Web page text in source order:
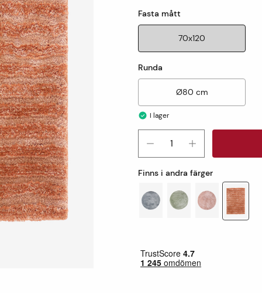
Tillbehör
Fasta mått
70x120
Runda
Ø80 cm
I lager
Finns i andra färger